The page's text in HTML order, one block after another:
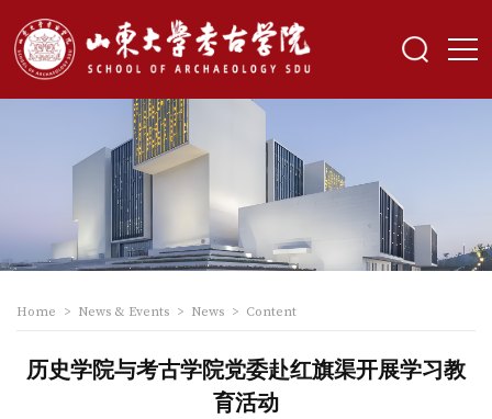
Home > News & Events > News > Content
历史学院与考古学院党委赴红旗渠开展学习教
育活动